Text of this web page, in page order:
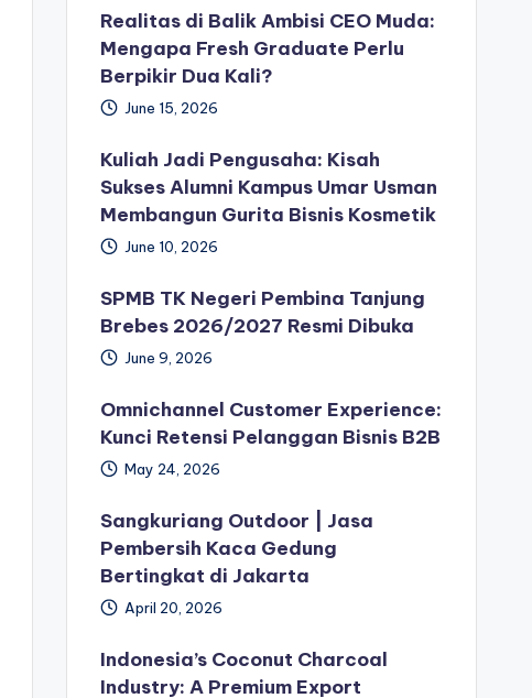
Realitas di Balik Ambisi CEO Muda:
Mengapa Fresh Graduate Perlu
Berpikir Dua Kali?
June 15, 2026
Kuliah Jadi Pengusaha: Kisah
Sukses Alumni Kampus Umar Usman
Membangun Gurita Bisnis Kosmetik
June 10, 2026
SPMB TK Negeri Pembina Tanjung
Brebes 2026/2027 Resmi Dibuka
June 9, 2026
Omnichannel Customer Experience:
Kunci Retensi Pelanggan Bisnis B2B
May 24, 2026
Sangkuriang Outdoor | Jasa
Pembersih Kaca Gedung
Bertingkat di Jakarta
April 20, 2026
Indonesia’s Coconut Charcoal
Industry: A Premium Export